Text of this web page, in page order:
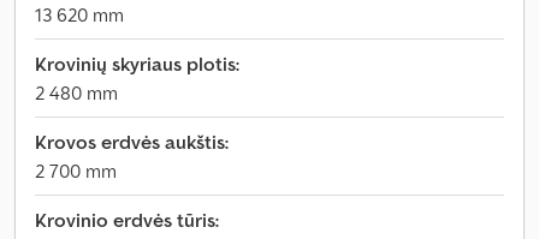
13 620 mm
Krovinių skyriaus plotis:
2 480 mm
Krovos erdvės aukštis:
2 700 mm
Krovinio erdvės tūris: